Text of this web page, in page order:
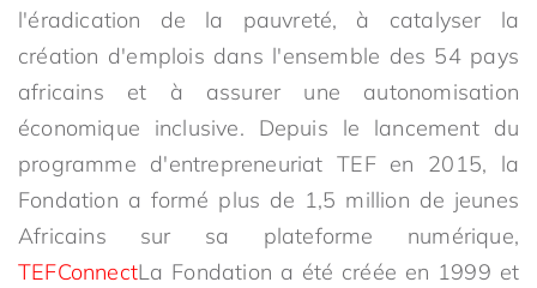
l'éradication de la pauvreté, à catalyser la
création d'emplois dans l'ensemble des 54 pays
africains et à assurer une autonomisation
économique inclusive. Depuis le lancement du
programme d'entrepreneuriat TEF en 2015, la
Fondation a formé plus de 1,5 million de jeunes
Africains sur sa plateforme numérique,
TEFConnectLa Fondation a été créée en 1999 et